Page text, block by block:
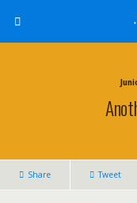
Share Tweet